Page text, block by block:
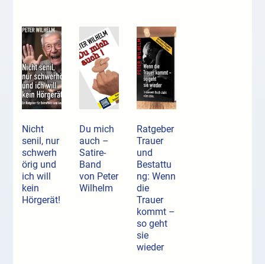
Nicht
senil, nur
schwerh
örig und
ich will
kein
Hörgerät!
Du mich
auch –
Satire-
Band
von Peter
Wilhelm
Ratgeber
Trauer
und
Bestattu
ng: Wenn
die
Trauer
kommt –
so geht
sie
wieder